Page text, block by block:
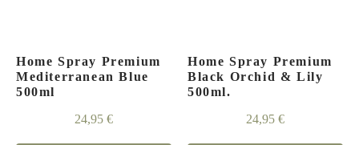
Home Spray Premium
Mediterranean Blue
500ml
24,95 €
Home Spray Premium
Black Orchid & Lily
500ml.
24,95 €